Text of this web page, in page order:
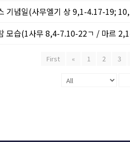
기념일(사무엘기 상 9,1-4.17-19;
모습(1사무 8,4-7.10-22ㄱ / 마르
First « 1 2 3